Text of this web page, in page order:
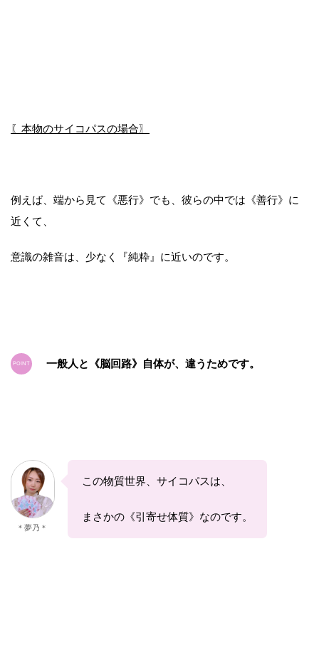
〖本物のサイコパスの場合〗
例えば、端から見て《悪行》でも、彼らの中では《善行》に
近くて、
意識の雑音は、少なく『純粋』に近いのです。
一般人と《脳回路》自体が、違うためです。
＊夢乃＊
この物質世界、サイコパスは、
まさかの《引寄せ体質》なのです。